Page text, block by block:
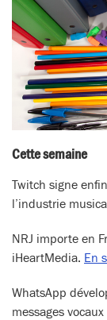
Cette semaine
Twitch signe
l’industrie
NRJ importe en
iHeartMedia. En
WhatsApp
messages